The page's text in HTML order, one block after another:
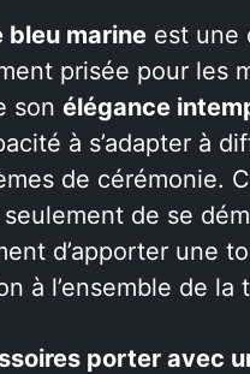
bleu marine est une
prisée pour les
son élégance
à s’adapter à
de cérémonie.
de se
d’apporter une
à l’ensemble de la
porter avec